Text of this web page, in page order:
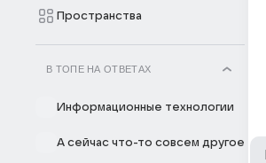
Пространства
В ТОПЕ НА ОТВЕТАХ
Информационные технологии
А сейчас что-то совсем другое